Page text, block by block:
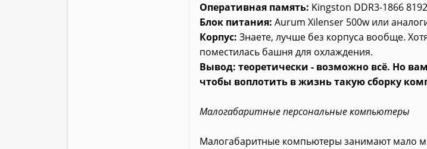
Оперативная память: Kingston DDR3-1866
Блок питания: Aurum Xilenser 500w или
Корпус: Знаете, лучше без корпуса вообще.
поместилась башня для охлаждения.
Вывод: теоретически - возможно всё. Но
чтобы воплотить в жизнь такую сборку
Малогабаритные персональные компьютеры
Малогабаритные компьютеры занимают мало